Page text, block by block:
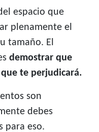
espacio que
plenamente el
tamaño. El
demostrar que
te perjudicará.
son
debes
para eso.